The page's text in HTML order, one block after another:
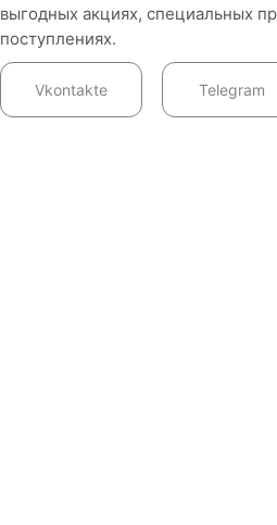
выгодных акциях, специальных
поступлениях.
Vkontakte Telegram